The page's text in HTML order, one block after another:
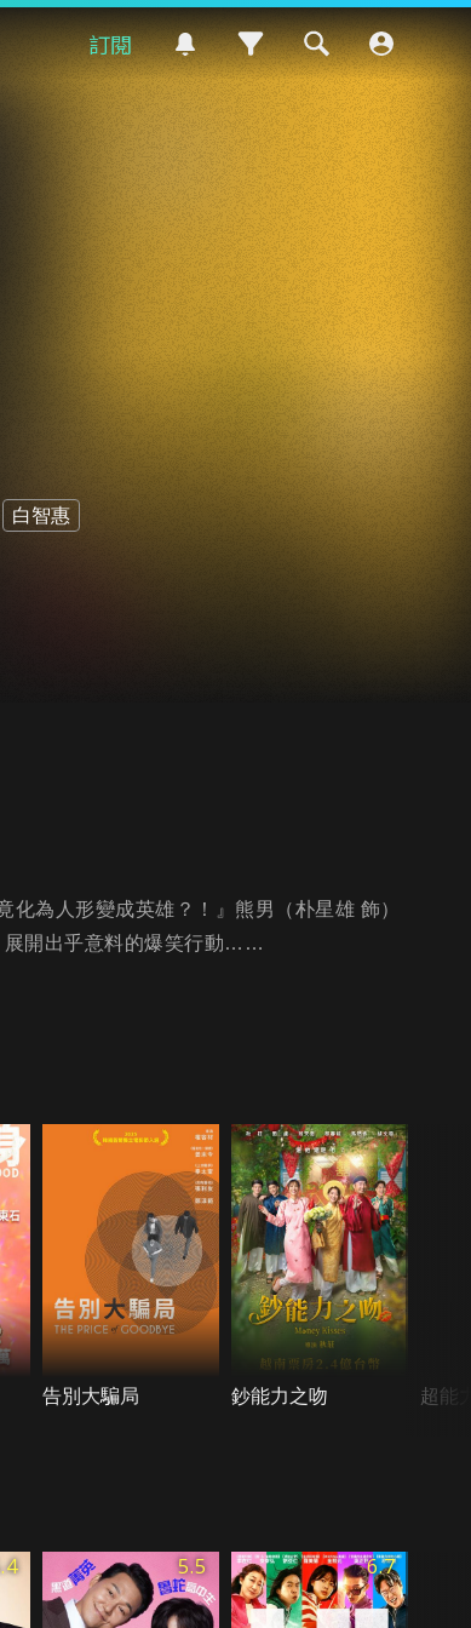
訂閱
白智惠
為人形變成英雄？！』熊男（朴星雄 飾）
展開出乎意料的爆笑行動……
告別大騙局 鈔能力之吻 超能
5.5 6.7